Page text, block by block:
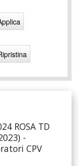
ROSA TD
-
CPV